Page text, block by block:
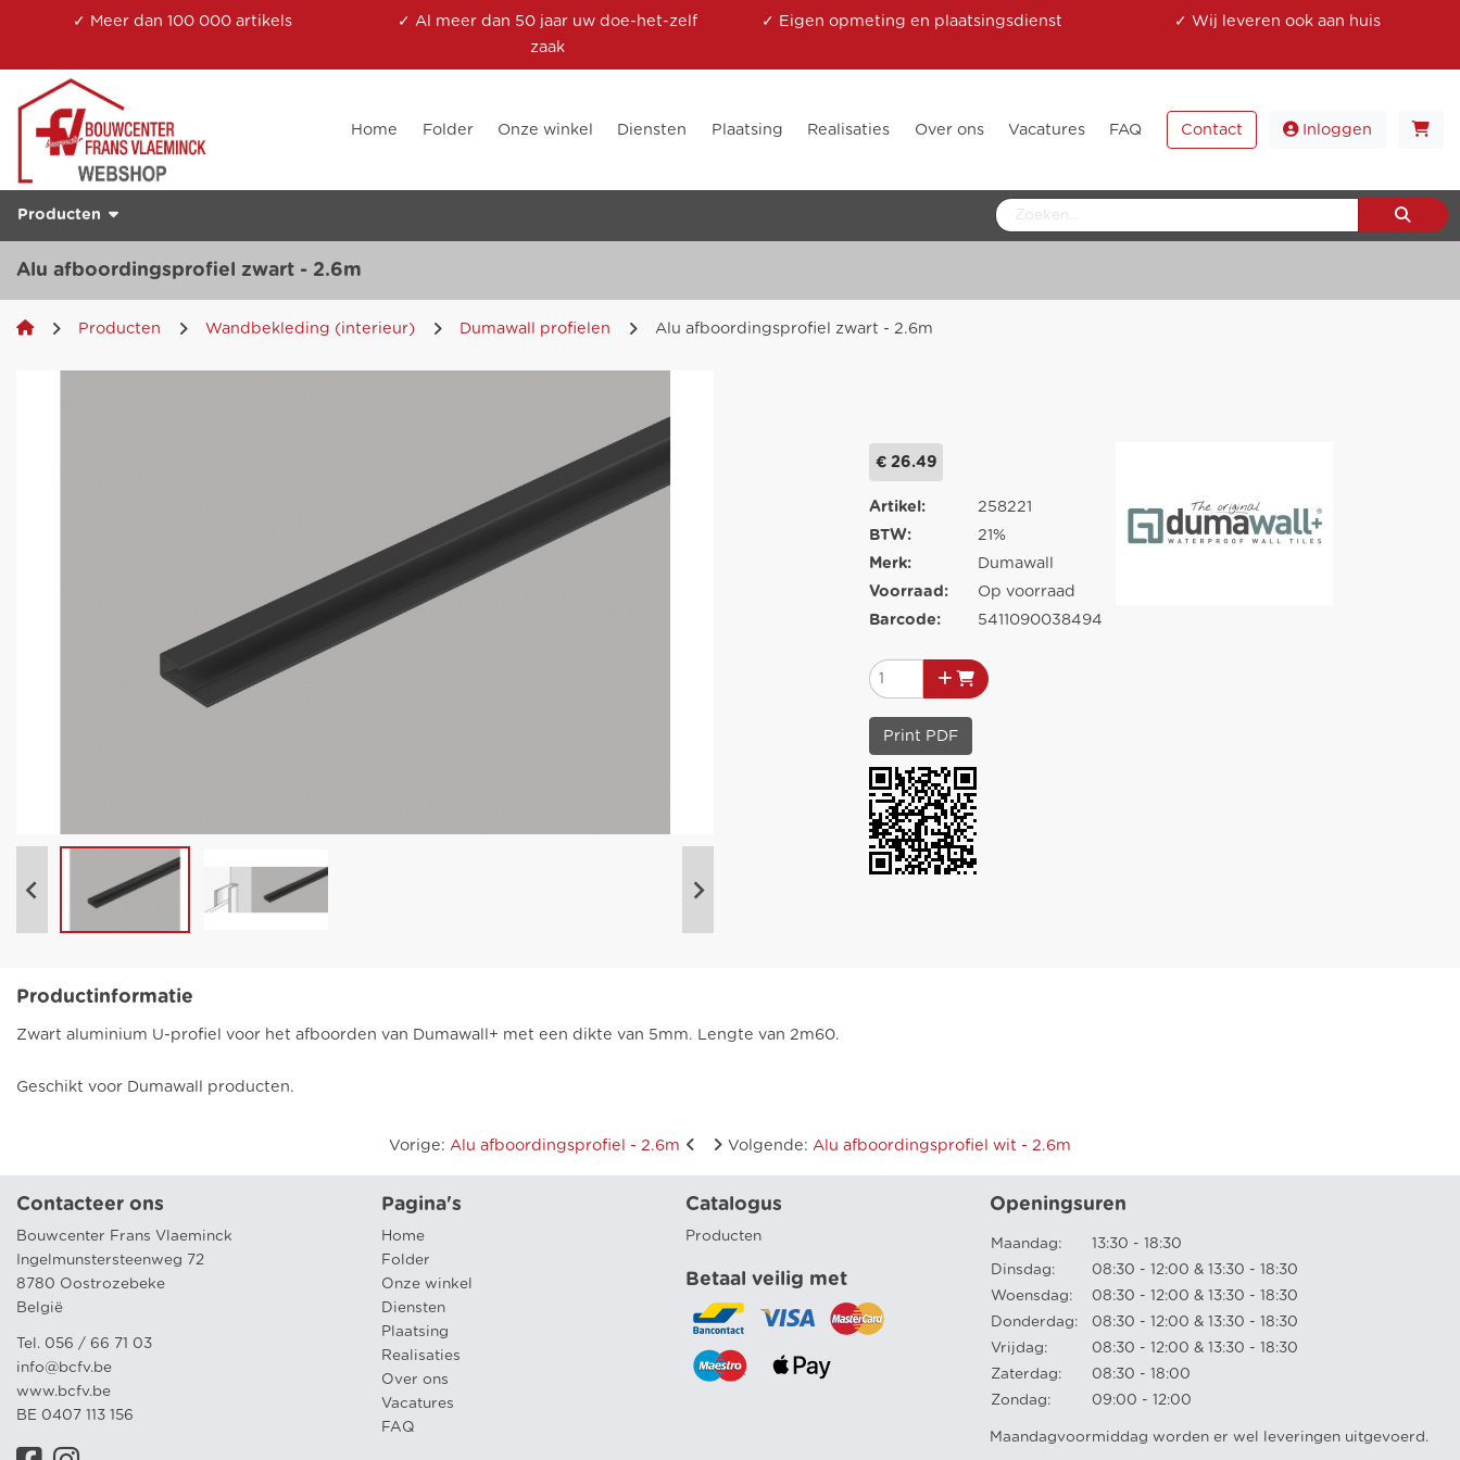
✓ Meer dan 100 000 artikels
✓ Al meer dan 50 jaar uw doe-het-zelf
zaak
✓ Eigen opmeting en plaatsingsdienst ✓ Wij leveren ook aan huis
Home Folder Onze winkel Diensten Plaatsing Realisaties Over ons Vacatures FAQ Contact Inloggen
Producten
Alu afboordingsprofiel zwart - 2.6m
Producten Wandbekleding (interieur) Dumawall profielen Alu afboordingsprofiel zwart - 2.6m
€ 26.49
Artikel:
258221
BTW:
21%
Merk:
Dumawall
Voorraad:
Op voorraad
Barcode:
5411090038494
Print PDF
Productinformatie
Zwart aluminium U-profiel voor het afboorden van Dumawall+ met een dikte van 5mm. Lengte van 2m60.
Geschikt voor Dumawall producten.
Vorige: Alu afboordingsprofiel - 2.6m Volgende:Alu afboordingsprofiel wit - 2.6m
Contacteer ons
Bouwcenter Frans Vlaeminck
Ingelmunstersteenweg 72
8780 Oostrozebeke
België
Tel. 056 / 66 71 03
info@bcfv.be
www.bcfv.be
BE 0407 113 156
Pagina's
Home
Folder
Onze winkel
Diensten
Plaatsing
Realisaties
Over ons
Vacatures
FAQ
Catalogus
Producten
Betaal veilig met
Openingsuren
Maandag:
13:30 - 18:30
Dinsdag:
08:30 - 12:00 & 13:30 - 18:30
Woensdag:
08:30 - 12:00 & 13:30 - 18:30
Donderdag:
08:30 - 12:00 & 13:30 - 18:30
Vrijdag:
08:30 - 12:00 & 13:30 - 18:30
Zaterdag:
08:30 - 18:00
Zondag:
09:00 - 12:00
Maandagvoormiddag worden er wel leveringen uitgevoerd.